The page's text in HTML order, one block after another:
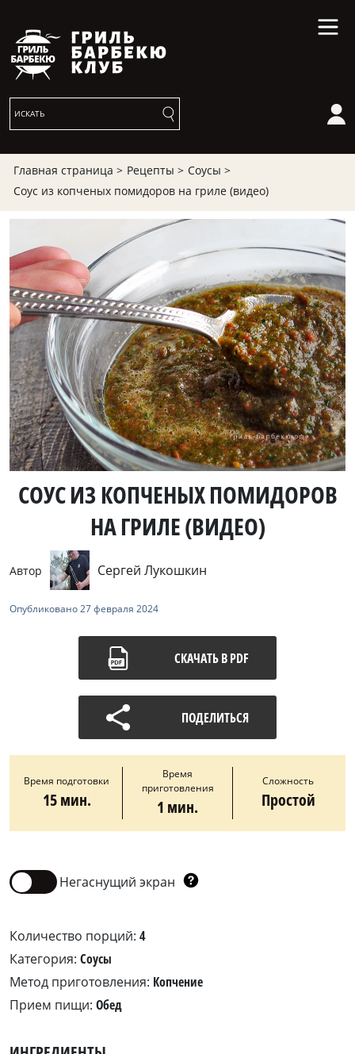
Главная страница > Рецепты > Соусы >
Соус из копченых помидоров на гриле (видео)
СОУС ИЗ КОПЧЕНЫХ ПОМИДОРОВ
НА ГРИЛЕ (ВИДЕО)
Автор Сергей Лукошкин
Опубликовано27 февраля 2024
СКАЧАТЬ В PDF
ПОДЕЛИТЬСЯ
Время подготовки
15 мин.
Время
приготовления
1 мин.
Сложность
Простой
Негаснущий экран
Количество порций: 4
Категория: Соусы
Метод приготовления: Копчение
Прием пищи: Обед